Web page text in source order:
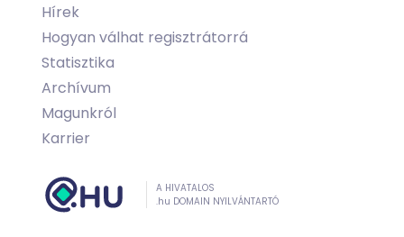
Hírek
Hogyan válhat regisztrátorrá
Statisztika
Archívum
Magunkról
Karrier
A HIVATALOS
.hu DOMAIN NYILVÁNTARTÓ